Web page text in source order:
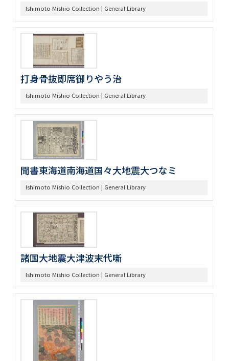
Ishimoto Mishio Collection | General Library
打身骨抜即席御りやう治
Ishimoto Mishio Collection | General Library
聞書東海道南海道国々大地震大つなミ
Ishimoto Mishio Collection | General Library
諸国大地震大津波末代噺
Ishimoto Mishio Collection | General Library